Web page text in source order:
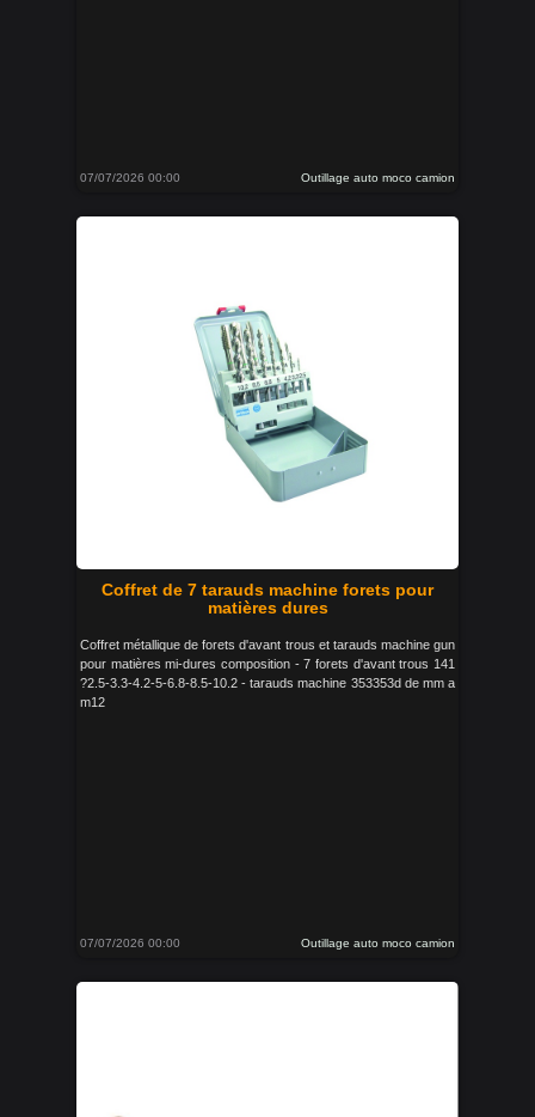
07/07/2026 00:00 Outillage auto moco camion
Coffret de 7 tarauds machine forets pour
matières dures
Coffret métallique de forets d'avant trous et tarauds machine gun
pour matières mi-dures composition - 7 forets d'avant trous 141
?2.5-3.3-4.2-5-6.8-8.5-10.2 - tarauds machine 353353d de mm a
m12
07/07/2026 00:00 Outillage auto moco camion